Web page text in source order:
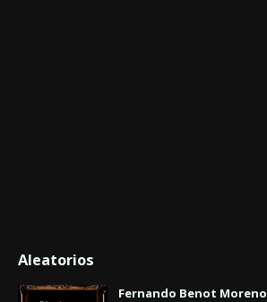
Aleatorios
Fernando Benot Moreno